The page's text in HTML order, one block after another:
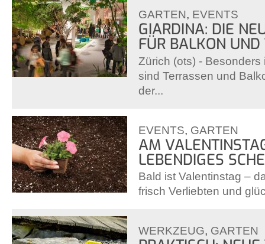
GARTEN, EVENTS
GIARDINA: DIE
FÜR BALKON UND
Zürich (ots) -
sind Terrassen und
der...
EVENTS, GARTEN
AM
LEBENDIGES
Bald ist Valentinstag –
frisch Verliebten und
WERKZEUG, GARTEN